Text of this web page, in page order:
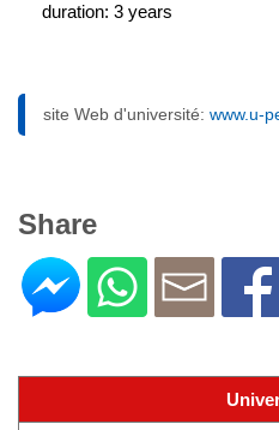
duration: 3 years
site Web d'université: www.u-
Share